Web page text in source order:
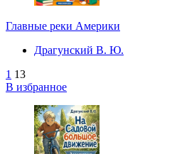
Главные реки Америки
Драгунский В. Ю.
1 13
В избранное